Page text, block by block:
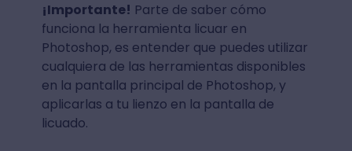
¡Importante! Parte de saber cómo
funciona la herramienta licuar en
Photoshop, es entender que puedes utilizar
cualquiera de las herramientas disponibles
en la pantalla principal de Photoshop, y
aplicarlas a tu lienzo en la pantalla de
licuado.